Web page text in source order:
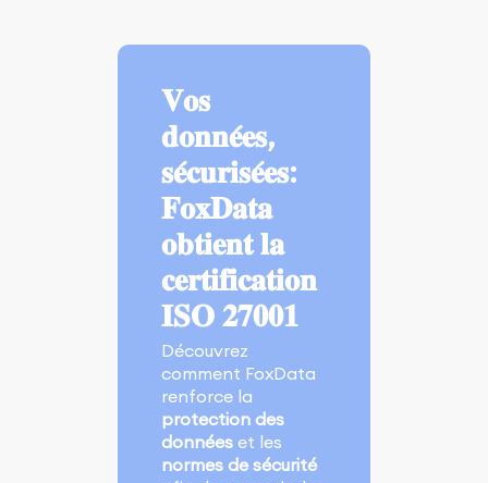
𝐕𝐨𝐬
𝐝𝐨𝐧𝐧𝐞́𝐞𝐬,
𝐬𝐞́𝐜𝐮𝐫𝐢𝐬𝐞́𝐞𝐬:
𝐅𝐨𝐱𝐃𝐚𝐭𝐚
𝐨𝐛𝐭𝐢𝐞𝐧𝐭 𝐥𝐚
𝐜𝐞𝐫𝐭𝐢𝐟𝐢𝐜𝐚𝐭𝐢𝐨𝐧
𝐈𝐒𝐎 𝟐𝟕𝟎𝟎𝟏
Découvrez
comment FoxData
renforce la
protection des
données et les
normes de sécurité